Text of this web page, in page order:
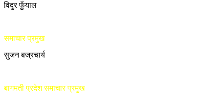
विदुर फुँयाल
समाचार प्रमुख
सुजन बज्रचार्य
बागमती प्रदेश समाचार प्रमुख